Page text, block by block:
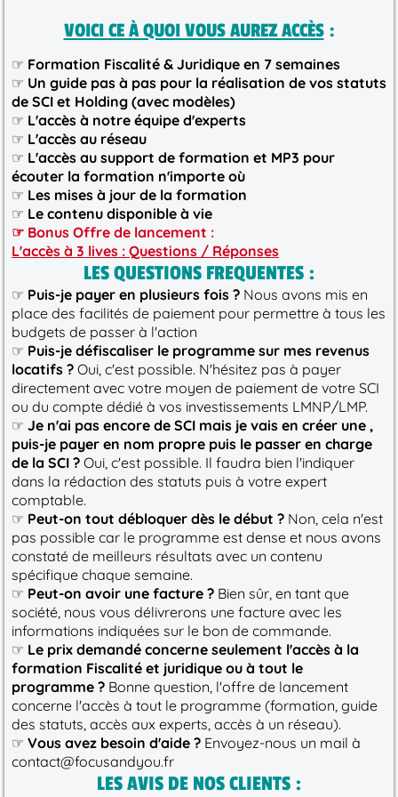
VOICI CE À QUOI VOUS AUREZ ACCÈS:
☞ Formation Fiscalité & Juridique en 7 semaines
☞ Un guide pas à pas pour la réalisation de vos statuts
de SCI et Holding (avec modèles)
☞ L'accès à notre équipe d'experts
☞ L'accès au réseau
☞ L'accès au support de formation et MP3 pour
écouter la formation n'importe où
☞ Les mises à jour de la formation
☞ Le contenu disponible à vie
☞ Bonus Offre de lancement :
L'accès à 3 lives : Questions / Réponses
LES QUESTIONS FREQUENTES :
☞ Puis-je payer en plusieurs fois ? Nous avons mis en
place des facilités de paiement pour permettre à tous les
budgets de passer à l'action
☞ Puis-je défiscaliser le programme sur mes revenus
locatifs ? Oui, c'est possible. N'hésitez pas à payer
directement avec votre moyen de paiement de votre SCI
ou du compte dédié à vos investissements LMNP/LMP.
☞ Je n'ai pas encore de SCI mais je vais en créer une ,
puis-je payer en nom propre puis le passer en charge
de la SCI ? Oui, c'est possible. Il faudra bien l'indiquer
dans la rédaction des statuts puis à votre expert
comptable.
☞ Peut-on tout débloquer dès le début ? Non, cela n'est
pas possible car le programme est dense et nous avons
constaté de meilleurs résultats avec un contenu
spécifique chaque semaine.
☞ Peut-on avoir une facture ? Bien sûr, en tant que
société, nous vous délivrerons une facture avec les
informations indiquées sur le bon de commande.
☞ Le prix demandé concerne seulement l'accès à la
formation Fiscalité et juridique ou à tout le
programme ? Bonne question, l'offre de lancement
concerne l'accès à tout le programme (formation, guide
des statuts, accès aux experts, accès à un réseau).
☞ Vous avez besoin d'aide ? Envoyez-nous un mail à
contact@focusandyou.fr
LES AVIS DE NOS CLIENTS :